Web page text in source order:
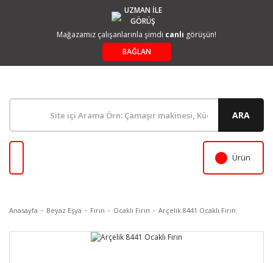
UZMAN İLE
GÖRÜŞ
Mağazamız çalışanlarınla şimdi canlı görüşün!
BAĞLAN
ARA
Ürün
Anasayfa Beyaz Eşya Fırın Ocaklı Fırın Arçelik 8441 Ocaklı Fırın